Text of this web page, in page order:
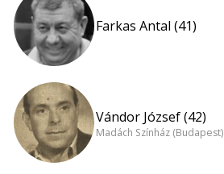
Farkas Antal (41)
Vándor József (42)
Madách Színház (Budapest)